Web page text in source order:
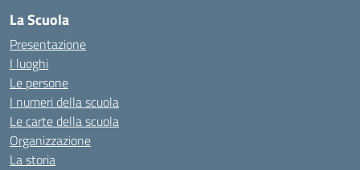
La Scuola
Presentazione
I luoghi
Le persone
I numeri della scuola
Le carte della scuola
Organizzazione
La storia